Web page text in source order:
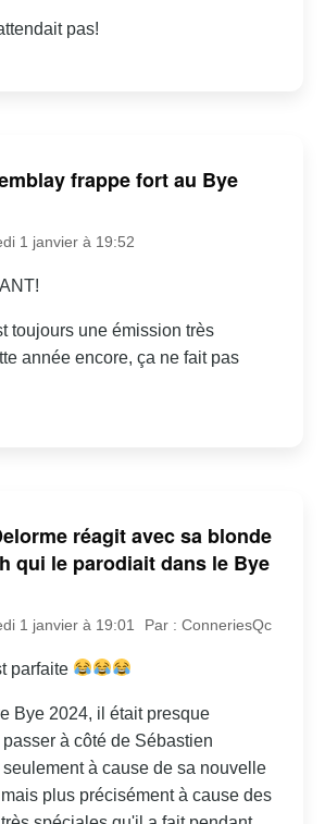
pas!
frappe fort au Bye
1 janvier à 19:52
toujours une émission très
année encore, ça ne fait pas
réagit avec sa blonde
qui le parodiait dans le Bye
1 janvier à 19:01 Par : ConneriesQc
parfaite
Bye 2024, il était presque
à côté de Sébastien
à cause de sa nouvelle
plus précisément à cause des